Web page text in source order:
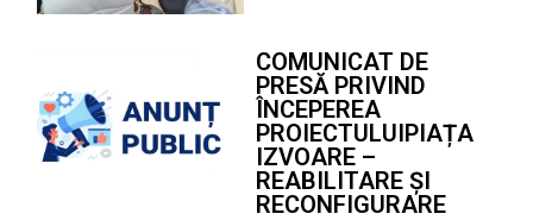
COMUNICAT DE
PRESĂ PRIVIND
ÎNCEPEREA
PROIECTULUIPIAȚA
IZVOARE –
REABILITARE ȘI
RECONFIGURARE